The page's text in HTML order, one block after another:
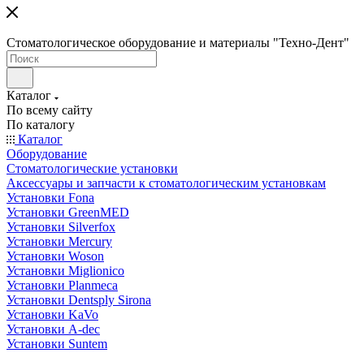
Стоматологическое оборудование и материалы "Техно-Дент"
Каталог
По всему сайту
По каталогу
Каталог
Оборудование
Стоматологические установки
Аксессуары и запчасти к стоматологическим установкам
Установки Fona
Установки GreenMED
Установки Silverfox
Установки Mercury
Установки Woson
Установки Miglionico
Установки Planmeca
Установки Dentsply Sirona
Установки KaVo
Установки A-dec
Установки Suntem